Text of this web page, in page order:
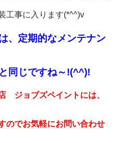
工事に入ります(*^^)v
、定期的なメンテナン
同じですね～!(^^)!
ジョブズペイントには、
のでお気軽にお問い合わせ